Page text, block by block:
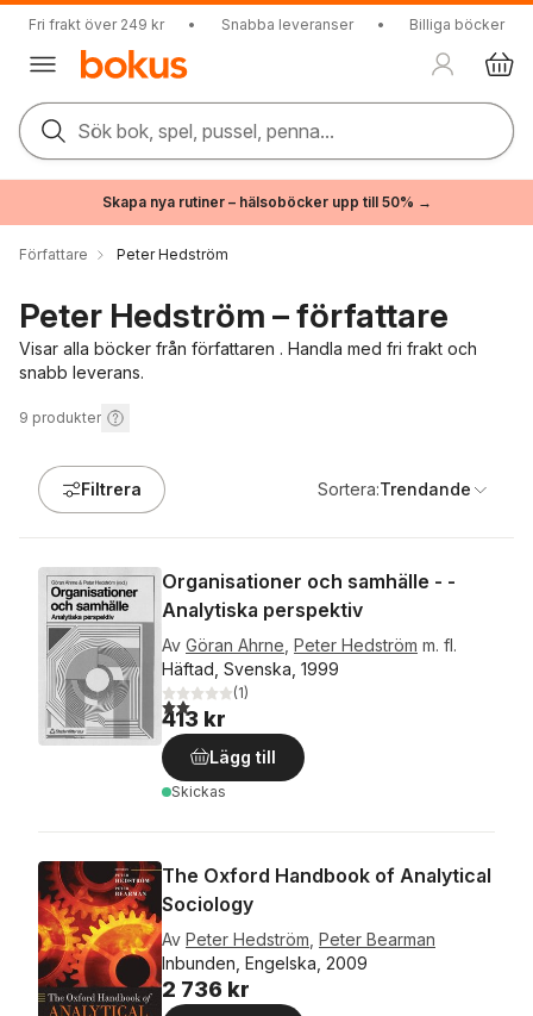
Fri frakt över 249 kr • Snabba leveranser • Billiga böcker
Sök bok, spel, pussel, penna...
Skapa nya rutiner – hälsoböcker upp till 50% →
Författare Peter Hedström
Peter Hedström – författare
Visar alla böcker från författaren . Handla med fri frakt och
snabb leverans.
9 produkter
Filtrera Sortera:Trendande
Organisationer och samhälle - -
Analytiska perspektiv
Av Göran Ahrne Peter Hedström m. fl.
Häftad, Svenska, 1999
2,0utav 5 stjärnor. Totalt antal röster:
(1)
413 kr
Lägg till
Skickas
The Oxford Handbook of Analytical
Sociology
Av Peter Hedström Peter Bearman
Inbunden, Engelska, 2009
2 736 kr